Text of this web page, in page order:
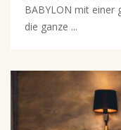
BABYLON mit
die ganze ...